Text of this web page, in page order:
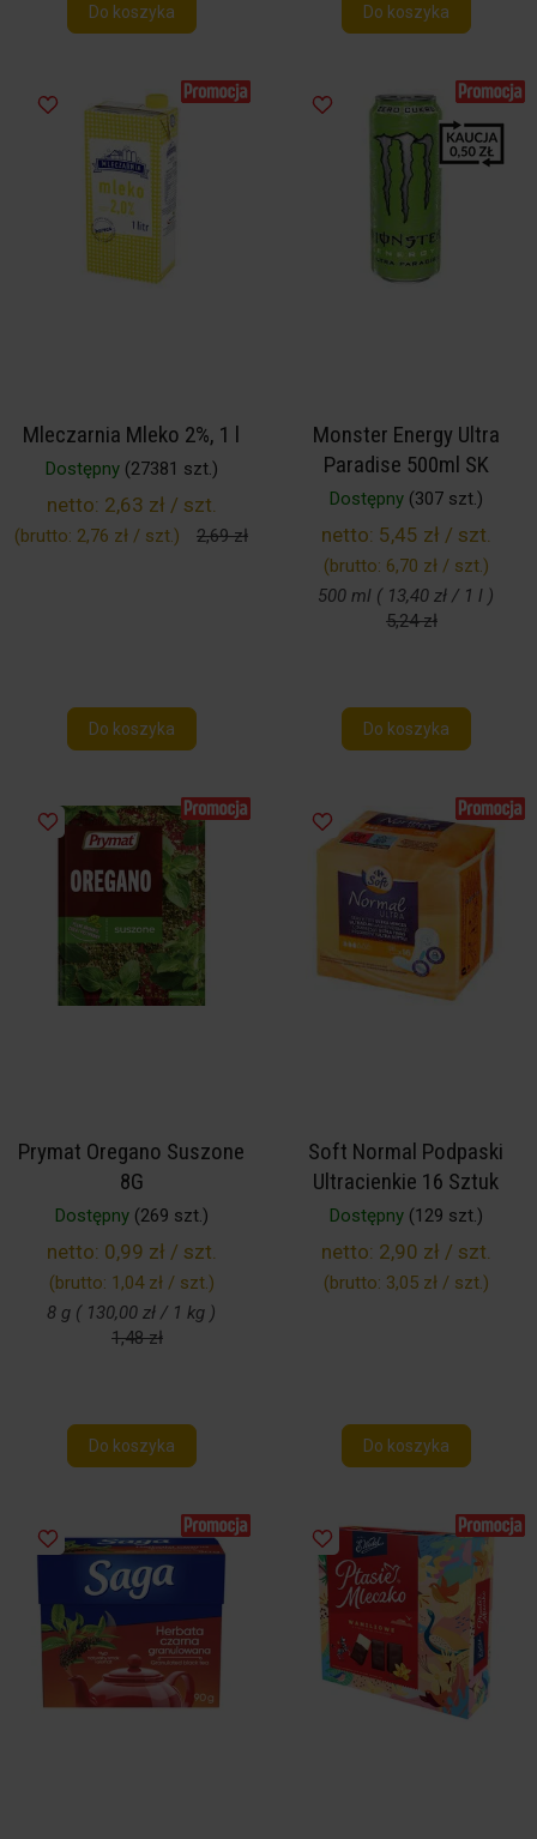
Do koszyka Do koszyka
Mleczarnia Mleko 2%, 1 l
Dostępny(27381 szt.)
netto: 2,63 zł / szt.
(brutto: 2,76 zł / szt.) 2,69 zł
Do koszyka
Monster Energy Ultra
Paradise 500ml SK
Dostępny(307 szt.)
netto: 5,45 zł / szt.
(brutto: 6,70 zł / szt.)
500 ml ( 13,40 zł / 1 l )
5,24 zł
Do koszyka
Prymat Oregano Suszone
8G
Dostępny(269 szt.)
netto: 0,99 zł / szt.
(brutto: 1,04 zł / szt.)
8 g ( 130,00 zł / 1 kg )
1,48 zł
Do koszyka
Soft Normal Podpaski
Ultracienkie 16 Sztuk
Dostępny(129 szt.)
netto: 2,90 zł / szt.
(brutto: 3,05 zł / szt.)
Do koszyka